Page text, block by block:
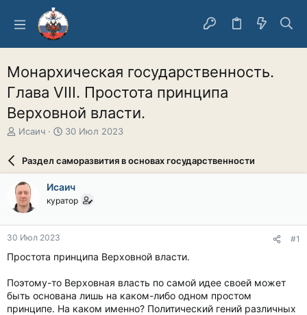
Монархическая государственность.
Глава VIII. Простота принципа
Верховной власти.
А
о
р
т
е
м
ы
Исаич
Д
а
а
ч
л
30 Июл 2023
Раздел саморазвития в основах государственности
Исаич
куратор
30 Июл 2023 #1
Простота принципа Верховной власти.
Поэтому-то Верховная власть по самой идее своей может
быть основана лишь на каком-либо одном простом
принципе. На каком именно? Политический гений различных